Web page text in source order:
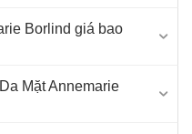
Borlind giá bao
Mặt Annemarie